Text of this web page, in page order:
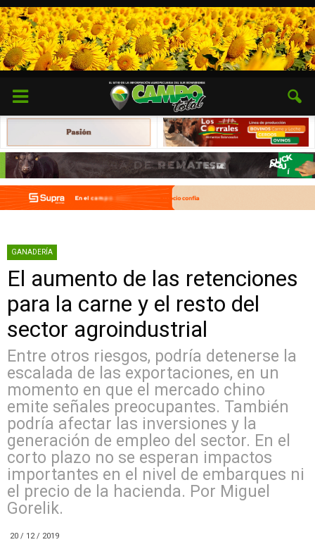
GANADERÍA
El aumento de las retenciones
para la carne y el resto del
sector agroindustrial
Entre otros riesgos, podría detenerse la
escalada de las exportaciones, en un
momento en que el mercado chino
emite señales preocupantes. También
podría afectar las inversiones y la
generación de empleo del sector. En el
corto plazo no se esperan impactos
importantes en el nivel de embarques ni
el precio de la hacienda. Por Miguel
Gorelik.
20 / 12 / 2019